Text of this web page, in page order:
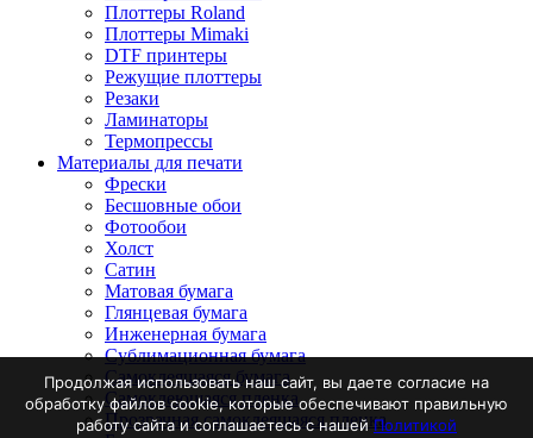
Продолжая использовать наш сайт, вы даете согласие на
обработку файлов cookie, которые обеспечивают правильную
работу сайта и соглашаетесь с нашейПолитикой
Плоттеры Roland
Плоттеры Mimaki
DTF принтеры
Режущие плоттеры
Резаки
Ламинаторы
Термопрессы
Материалы для печати
Фрески
Бесшовные обои
Фотообои
Холст
Сатин
Матовая бумага
Глянцевая бумага
Инженерная бумага
Сублимационная бумага
Самоклеящаяся бумага
Самоклеющаяся пленка
Прозрачная самоклеящаяся пленка